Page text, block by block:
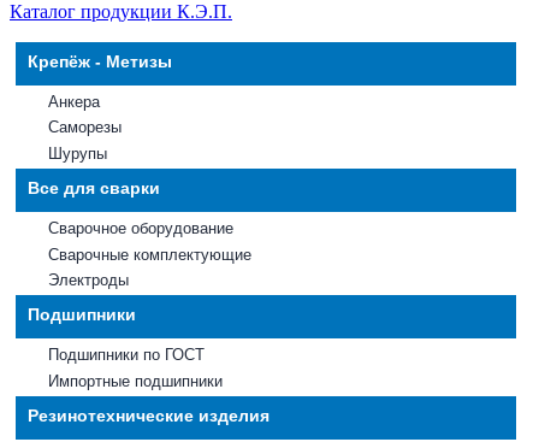
Каталог продукции К.Э.П.
Крепёж - Метизы
Анкера
Саморезы
Шурупы
Все для сварки
Сварочное оборудование
Сварочные комплектующие
Электроды
Подшипники
Подшипники по ГОСТ
Импортные подшипники
Резинотехнические изделия